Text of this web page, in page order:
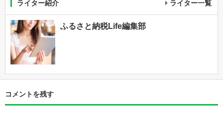
ライター紹介 ライター一覧
ふるさと納税Life編集部
コメントを残す